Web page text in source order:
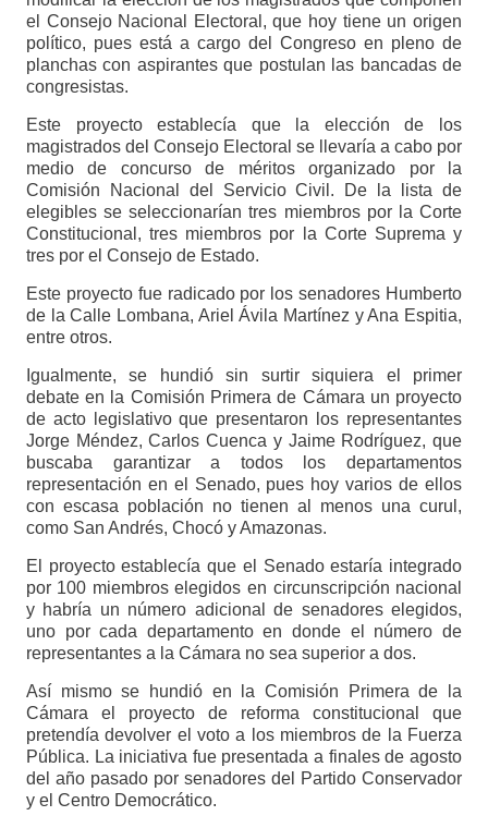
el Consejo Nacional Electoral, que hoy tiene un origen
político, pues está a cargo del Congreso en pleno de
planchas con aspirantes que postulan las bancadas de
congresistas.
Este proyecto establecía que la elección de los
magistrados del Consejo Electoral se llevaría a cabo por
medio de concurso de méritos organizado por la
Comisión Nacional del Servicio Civil. De la lista de
elegibles se seleccionarían tres miembros por la Corte
Constitucional, tres miembros por la Corte Suprema y
tres por el Consejo de Estado.
Este proyecto fue radicado por los senadores Humberto
de la Calle Lombana, Ariel Ávila Martínez y Ana Espitia,
entre otros.
Igualmente, se hundió sin surtir siquiera el primer
debate en la Comisión Primera de Cámara un proyecto
de acto legislativo que presentaron los representantes
Jorge Méndez, Carlos Cuenca y Jaime Rodríguez, que
buscaba garantizar a todos los departamentos
representación en el Senado, pues hoy varios de ellos
con escasa población no tienen al menos una curul,
como San Andrés, Chocó y Amazonas.
El proyecto establecía que el Senado estaría integrado
por 100 miembros elegidos en circunscripción nacional
y habría un número adicional de senadores elegidos,
uno por cada departamento en donde el número de
representantes a la Cámara no sea superior a dos.
Así mismo se hundió en la Comisión Primera de la
Cámara el proyecto de reforma constitucional que
pretendía devolver el voto a los miembros de la Fuerza
Pública. La iniciativa fue presentada a finales de agosto
del año pasado por senadores del Partido Conservador
y el Centro Democrático.